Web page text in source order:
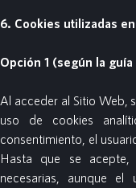
6. Cookies utilizadas
Opción 1 (según la
Al acceder al Sitio Web,
uso de cookies
consentimiento, el
Hasta que se
necesarias, aunque el